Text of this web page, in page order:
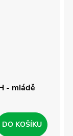
- mládě
DO KOŠÍKU